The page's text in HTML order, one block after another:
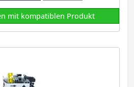
mit kompatiblen Produkt